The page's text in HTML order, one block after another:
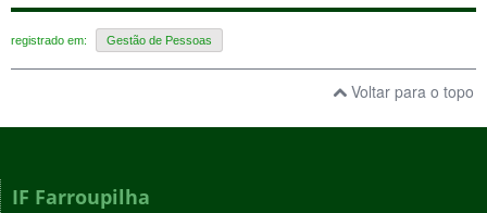
registrado em: Gestão de Pessoas
Voltar para o topo
IF Farroupilha